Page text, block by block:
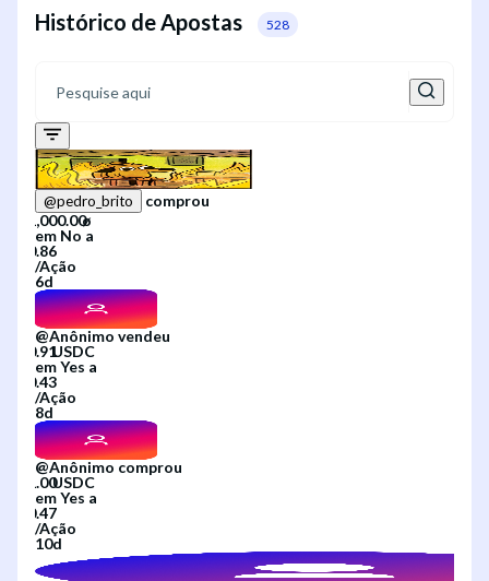
Histórico de Apostas 528
@pedro_brito
comprou
em No a
/Ação
6d
@Anônimo vendeu
emYes a
/Ação
8d
@Anônimo comprou
emYes a
/Ação
10d